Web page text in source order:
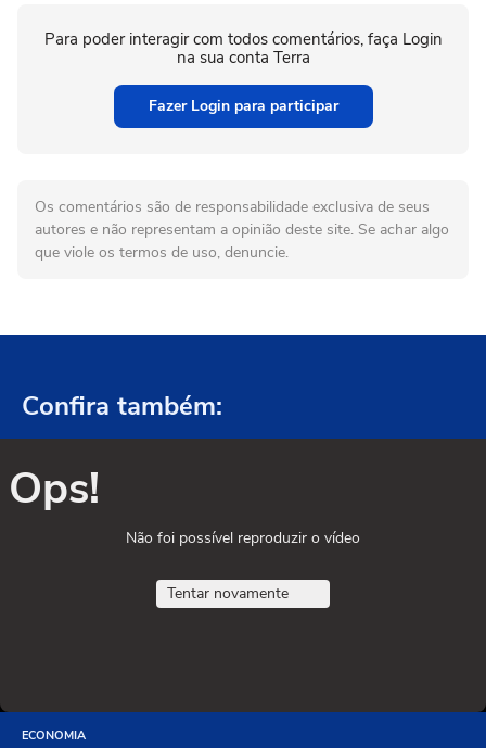
Para poder interagir com todos comentários, faça Login
na sua conta Terra
Fazer Login para participar
Os comentários são de responsabilidade exclusiva de seus
autores e não representam a opinião deste site. Se achar algo
que viole os termos de uso, denuncie.
Confira também:
Ops!
Não foi possível reproduzir o vídeo
Tentar novamente
ECONOMIA